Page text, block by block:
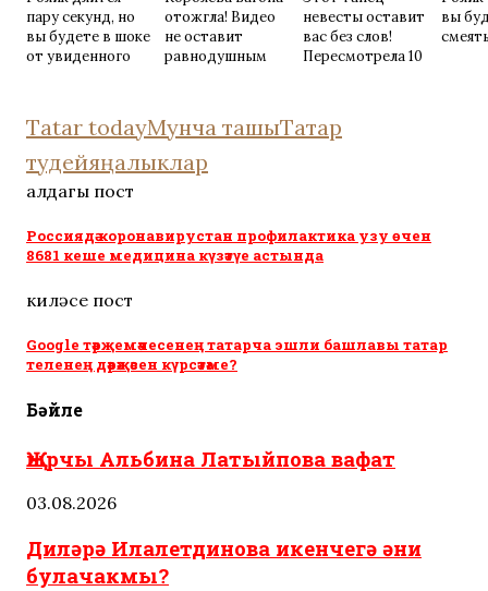
пару секунд, но
вы будете в шоке
от увиденного
отожгла! Видео
не оставит
равнодушным
невесты оставит
вас без слов!
Пересмотрела 10
вы
Tatar todayМунча ташыТатар
тудейяңалыклар
алдагы пост
Россиядә коронавирустан профилактика узу өчен
8681 кеше медицина күзәтүе астында
киләсе пост
Google тәрҗемәчесенең татарча эшли башлавы татар
теленең дәрәҗәсен күрсәтәме?
Бәйле
Җырчы Альбина Латыйпова вафат
03.08.2026
Диләрә Илалетдинова икенчегә әни
булачакмы?